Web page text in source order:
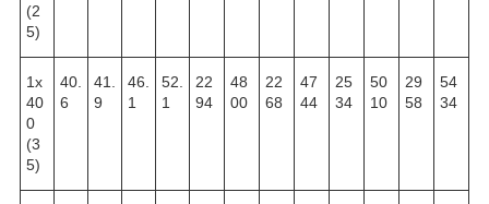
(2
5)
1х
40
0
(3
5)
40.
6
41.
9
46.
1
52.
1
22
94
48
00
22
68
47
44
25
34
50
10
29
58
54
34